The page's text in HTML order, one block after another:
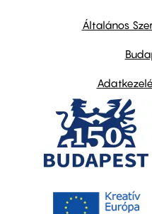
Általános